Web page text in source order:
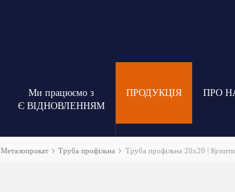
Ми працюємо з
Є ВІДНОВЛЕННЯМ
ПРОДУКЦІЯ ПРО
Металопрокат Труба профільна Труба профільна 20х20 | Купити